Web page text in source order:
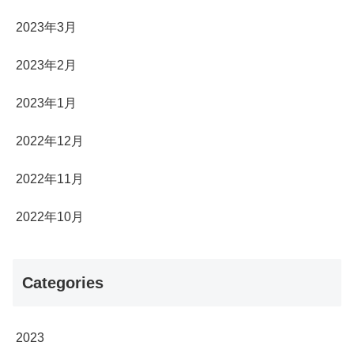
2023年3月
2023年2月
2023年1月
2022年12月
2022年11月
2022年10月
Categories
2023